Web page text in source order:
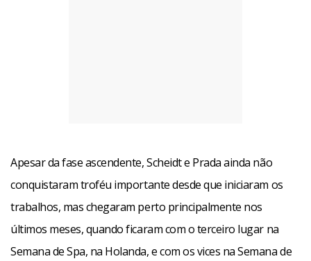
Apesar da fase ascendente, Scheidt e Prada ainda não
conquistaram troféu importante desde que iniciaram os
trabalhos, mas chegaram perto principalmente nos
últimos meses, quando ficaram com o terceiro lugar na
Semana de Spa, na Holanda, e com os vices na Semana de